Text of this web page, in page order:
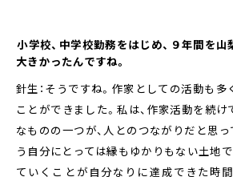
――小学校、中学校勤務をはじめ、９年間を
大きかったんですね。
針生：そうですね。作家としての活動も
ことができました。私は、作家活動を続
なものの一つが、人とのつながりだと思
う自分にとっては縁もゆかりもない土地
ていくことが自分なりに達成できた時